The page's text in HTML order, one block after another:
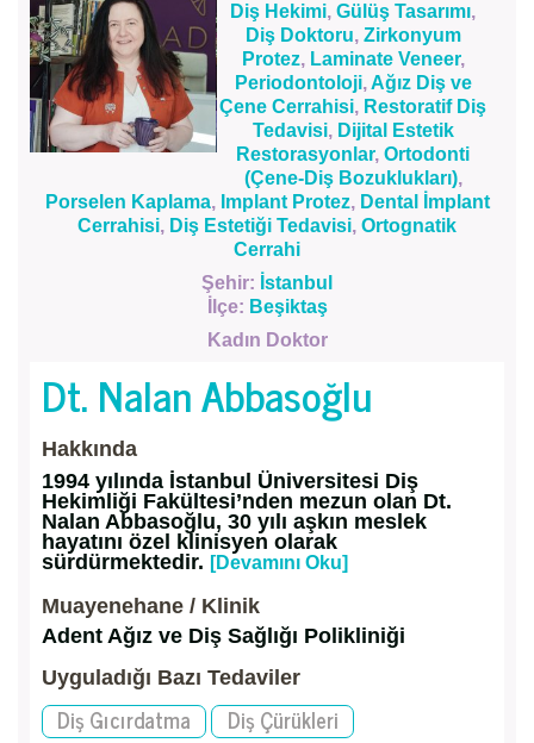
Diş Hekimi,Gülüş Tasarımı,
Diş Doktoru, Zirkonyum
Protez, Laminate Veneer,
Periodontoloji,Ağız Diş ve
Çene Cerrahisi, Restoratif Diş
Tedavisi, Dijital Estetik
Restorasyonlar,Ortodonti
(Çene-Diş Bozuklukları),
Porselen Kaplama, Implant Protez, Dental İmplant
Cerrahisi, Diş Estetiği Tedavisi, Ortognatik
Cerrahi
Şehir: İstanbul
İlçe: Beşiktaş
Kadın Doktor
Dt. Nalan Abbasoğlu
Hakkında
1994 yılında İstanbul Üniversitesi Diş
Hekimliği Fakültesi’nden mezun olan Dt.
Nalan Abbasoğlu, 30 yılı aşkın meslek
hayatını özel klinisyen olarak
sürdürmektedir. [Devamını Oku]
Muayenehane / Klinik
Adent Ağız ve Diş Sağlığı Polikliniği
Uyguladığı Bazı Tedaviler
Diş Gıcırdatma
Diş Çürükleri